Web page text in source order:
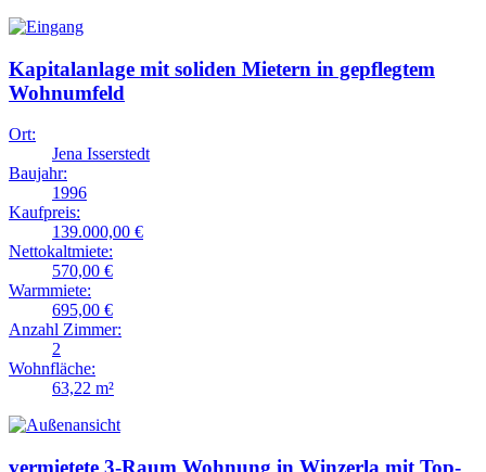
Kapitalanlage mit soliden Mietern in gepflegtem
Wohnumfeld
Ort:
Jena Isserstedt
Baujahr:
1996
Kaufpreis:
139.000,00 €
Nettokaltmiete:
570,00 €
Warmmiete:
695,00 €
Anzahl Zimmer:
2
Wohnfläche:
63,22 m²
vermietete 3-Raum Wohnung in Winzerla mit Top-